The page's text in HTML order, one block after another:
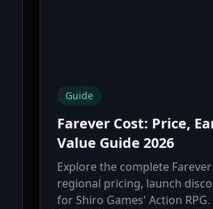
Guide
Farever Cost: Price,
Value Guide 2026
Explore the complete
regional pricing, launch
for Shiro Games' Action RPG.